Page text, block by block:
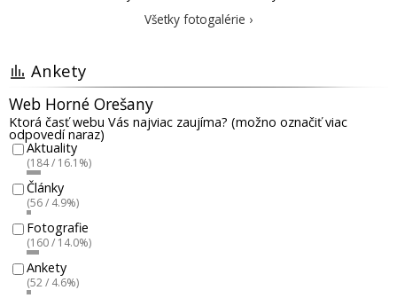
Všetky fotogalérie ›
Ankety
Web Horné Orešany
Ktorá časť webu Vás najviac zaujíma? (možno označiť viac
odpovedí naraz)
Aktuality
(184 / 16.1%)
Články
(56 / 4.9%)
Fotografie
(160 / 14.0%)
Ankety
(52 / 4.6%)